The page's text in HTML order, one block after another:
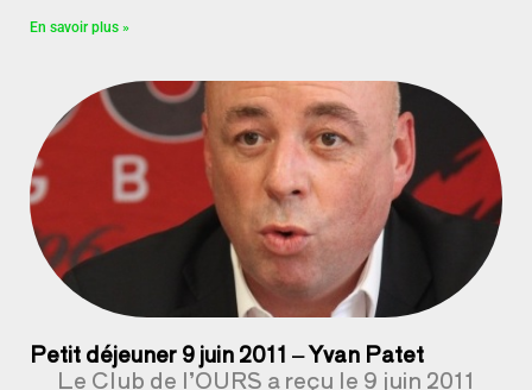
En savoir plus »
Petit déjeuner 9 juin 2011 – Yvan Patet
Le Club de l’OURS a reçu le 9 juin 2011